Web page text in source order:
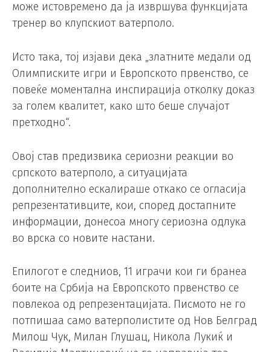
може истовремено да ја извршува функцијата
тренер во клупскиот ватерполо.
Исто така, тој изјави дека „златните медали од
Олимписките игри и Европското првенство, се
повеќе моментална инспирација отколку доказ
за голем квалитет, како што беше случајот
претходно“.
Овој став предизвика сериозни реакции во
српското ватерполо, а ситуацијата
дополнително ескалираше откако се огласија
репрезентативците, кои, според достапните
информации, донесоа многу сериозна одлука
во врска со новите настани.
Епилогот е следниов, 11 играчи кои ги бранеа
боите на Србија на Европското првенство се
повлекоа од репрезентацијата. Писмото не го
потпишаа само ватерполистите од Нов Белград
Милош Чук, Милан Глушац, Никола Лукиќ и